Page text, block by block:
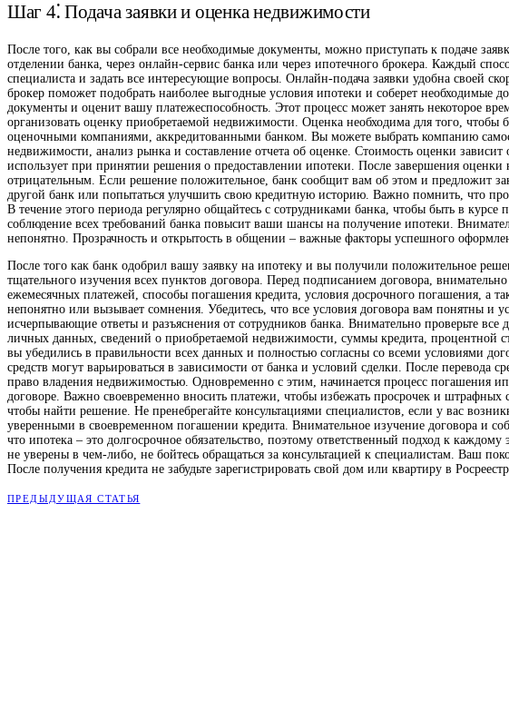
Шаг 4⁚ Подача заявки и оценка недвижимости
После того, как вы собрали все необходимые документы, можно приступать к подаче
отделении банка, через онлайн-сервис банка или через ипотечного брокера. Каждый
специалиста и задать все интересующие вопросы. Онлайн-подача заявки удобна своей
брокер поможет подобрать наиболее выгодные условия ипотеки и соберет необходимые
документы и оценит вашу платежеспособность. Этот процесс может занять некоторое
организовать оценку приобретаемой недвижимости. Оценка необходима для того,
оценочными компаниями, аккредитованными банком. Вы можете выбрать компанию
недвижимости, анализ рынка и составление отчета об оценке. Стоимость оценки
использует при принятии решения о предоставлении ипотеки. После завершения
отрицательным. Если решение положительное, банк сообщит вам об этом и предложит
другой банк или попытаться улучшить свою кредитную историю. Важно помнить, что
В течение этого периода регулярно общайтесь с сотрудниками банка, чтобы быть в
соблюдение всех требований банка повысит ваши шансы на получение ипотеки.
непонятно. Прозрачность и открытость в общении – важные факторы успешного
После того как банк одобрил вашу заявку на ипотеку и вы получили положительное
тщательного изучения всех пунктов договора. Перед подписанием договора,
ежемесячных платежей, способы погашения кредита, условия досрочного погашения, а
непонятно или вызывает сомнения. Убедитесь, что все условия договора вам понятны и
исчерпывающие ответы и разъяснения от сотрудников банка. Внимательно проверьте
личных данных, сведений о приобретаемой недвижимости, суммы кредита, процентной
вы убедились в правильности всех данных и полностью согласны со всеми условиями
средств могут варьироваться в зависимости от банка и условий сделки. После
право владения недвижимостью. Одновременно с этим, начинается процесс погашения
договоре. Важно своевременно вносить платежи, чтобы избежать просрочек и
чтобы найти решение. Не пренебрегайте консультациями специалистов, если у вас
уверенными в своевременном погашении кредита. Внимательное изучение договора и
что ипотека – это долгосрочное обязательство, поэтому ответственный подход к
не уверены в чем-либо, не бойтесь обращаться за консультацией к специалистам. Ваш
После получения кредита не забудьте зарегистрировать свой дом или квартиру в
ПРЕДЫДУЩАЯ СТАТЬЯ